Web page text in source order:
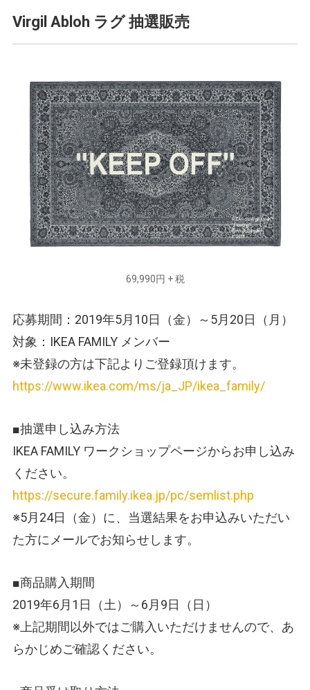
Virgil Abloh ラグ 抽選販売
69,990円 + 税
応募期間：2019年5月10日（金）～5月20日（月）
対象：IKEA FAMILY メンバー
※未登録の方は下記よりご登録頂けます。
https://www.ikea.com/ms/ja_JP/ikea_family/
■抽選申し込み方法
IKEA FAMILY ワークショップページからお申し込み
ください。
https://secure.family.ikea.jp/pc/semlist.php
※5月24日（金）に、当選結果をお申込みいただい
た方にメールでお知らせします。
■商品購入期間
2019年6月1日（土）～6月9日（日）
※上記期間以外ではご購入いただけませんので、あ
らかじめご確認ください。